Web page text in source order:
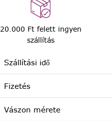
20.000 Ft felett ingyen
szállítás
Szállítási idő
Fizetés
Vászon mérete